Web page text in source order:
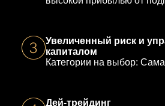
Увеличенный риск и
капиталом
Категории на выбор:
Дей-трейдинг